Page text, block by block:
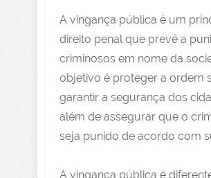
A vingança pública é um
direito penal que prevê a
criminosos em nome da
objetivo é proteger a ordem
garantir a segurança dos
além de assegurar que o
seja punido de acordo com
A vingança pública é